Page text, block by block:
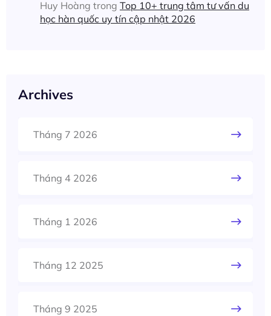
Huy Hoàng trong Top 10+ trung tâm tư vấn du
học hàn quốc uy tín cập nhật 2026
Archives
Tháng 7 2026
Tháng 4 2026
Tháng 1 2026
Tháng 12 2025
Tháng 9 2025